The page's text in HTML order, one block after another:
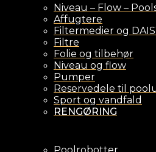
Niveau – Flow –
Affugtere
Filtermedier og
Filtre
Folie og tilbehør
Niveau og flow
Pumper
Reservedele til
Sport og vandfald
RENGØRING